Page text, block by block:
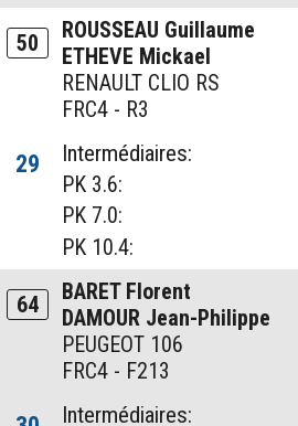
50
ROUSSEAU Guillaume
ETHEVE Mickael
RENAULT CLIO RS
FRC4 - R3
29
Intermédiaires:
PK 3.6:
PK 7.0:
PK 10.4:
64
BARET Florent
DAMOUR Jean-Philippe
PEUGEOT 106
FRC4 - F213
Intermédiaires: